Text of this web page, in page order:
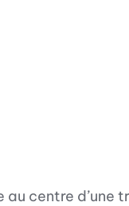
centre d’une